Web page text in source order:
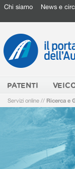
Chi siamo News e
PATENTI
Servizi online // Ricerca e